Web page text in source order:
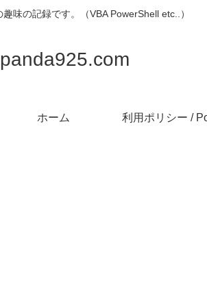
味の記録です。（VBA PowerShell etc..）
ホーム 利用ポリシー /